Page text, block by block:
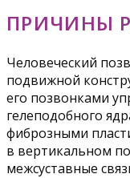
ПРИЧИНЫ
Человеческий
подвижной
его позвонками
гелеподобного
фиброзными
в вертикальном
межсуставные